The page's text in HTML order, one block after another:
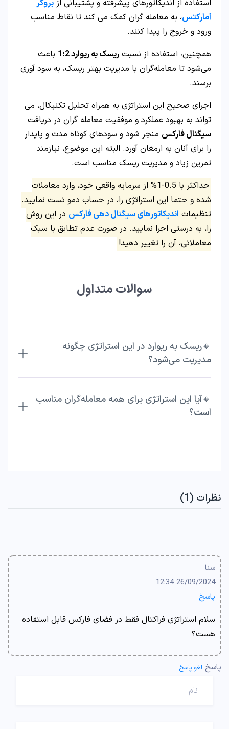
استفاده از اندیکاتورهای پیشرفته و پشتیبانی از بروکر
آمارکتس، به معامله‌ گران کمک می‌ کند تا نقاط مناسب
ورود و خروج را پیدا کنند.
همچنین، استفاده از نسبت ریسک به ریوارد 1:2
باعث
می‌شود تا معامله‌گران با مدیریت بهتر ریسک، به سود آوری
برسند.
اجرای صحیح این استراتژی به همراه تحلیل تکنیکال، می‌
تواند به بهبود عملکرد و موفقیت معامله‌ گران در دریافت
سیگنال فارکس منجر شود و سودهای کوتاه‌ مدت و پایدار
را برای آنان به ارمغان آورد. البته این موضوع، نیازمند
تمرین زیاد و مدیریت ریسک مناسب است.
حداکثر با 0.5-1% از سرمایه واقعی خود، وارد معاملات
شده و حتما این استراتژی را، در حساب دمو تست نمایید.
تنظیمات اندیکاتورهای سیگنال دهی فارکس در این روش
را، به درستی اجرا نمایید. در صورت عدم تطابق با سبک
معاملاتی، آن را تغییر دهید!
سوالات متداول
🔸ریسک به ریوارد در این استراتژی چگونه
مدیریت می‌شود؟
🔸آیا این استراتژی برای همه معامله‌گران مناسب
است؟
نظرات (1)
سنا
26/09/2024 12:34
پاسخ
سلام استراتژی فراکتال فقط در فضای فارکس قابل استفاده
هست؟
پاسخ لغو پاسخ